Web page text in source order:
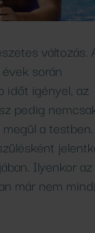
változás.
során
időt igényel, az
pedig
a testben.
Ilyenkor az
már nem